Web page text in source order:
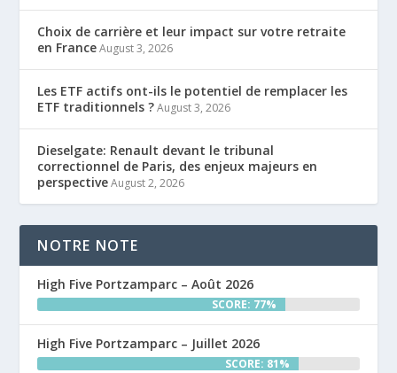
Choix de carrière et leur impact sur votre retraite
en France August 3, 2026
Les ETF actifs ont-ils le potentiel de remplacer les
ETF traditionnels ? August 3, 2026
Dieselgate: Renault devant le tribunal
correctionnel de Paris, des enjeux majeurs en
perspective August 2, 2026
NOTRE NOTE
High Five Portzamparc – Août 2026
SCORE: 77%
High Five Portzamparc – Juillet 2026
SCORE: 81%